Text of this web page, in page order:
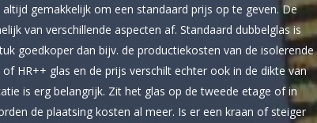
altijd gemakkelijk om een standaard prijs op te geven. De
van verschillende aspecten af. Standaard dubbelglas is
goedkoper dan bijv. de productiekosten van de isolerende
HR++ glas en de prijs verschilt echter ook in de dikte van
is erg belangrijk. Zit het glas op de tweede etage of in
de plaatsing kosten al meer. Is er een kraan of steiger